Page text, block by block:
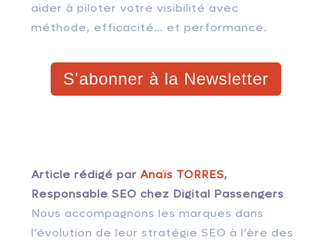
aider à piloter votre visibilité avec
méthode, efficacité… et performance.
S'abonner à la Newsletter
Article rédigé par Anaïs TORRES,
Responsable SEO chez Digital Passengers
Nous accompagnons les marques dans
l’évolution de leur stratégie SEO à l’ère des